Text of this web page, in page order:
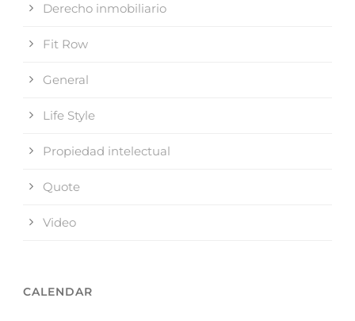
Derecho inmobiliario
Fit Row
General
Life Style
Propiedad intelectual
Quote
Video
CALENDAR